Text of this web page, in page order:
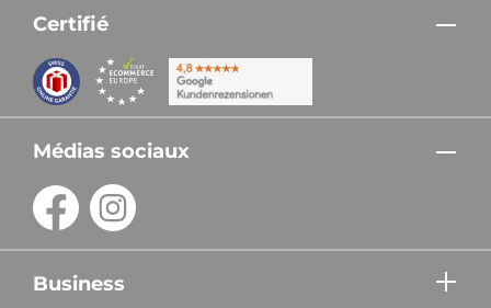
Certifié
Médias sociaux
Business